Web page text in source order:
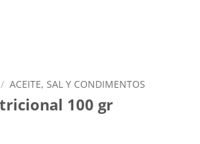
/ ACEITE, SAL Y CONDIMENTOS
100 gr